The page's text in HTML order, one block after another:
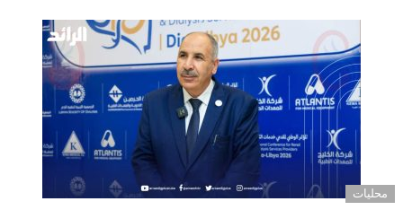
محليات